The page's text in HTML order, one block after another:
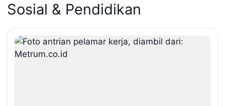
Sosial & Pendidikan